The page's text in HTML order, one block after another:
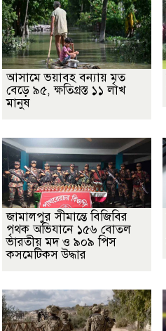
আসামে ভয়াবহ বন্যায় মৃত
বেড়ে ৯৫, ক্ষতিগ্রস্ত ১১ লাখ
মানুষ
জামালপুর সীমান্তে বিজিবির
পৃথক অভিযানে ১৫৬ বোতল
ভারতীয় মদ ও ৯০৯ পিস
কসমেটিকস উদ্ধার